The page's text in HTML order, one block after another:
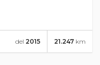
21.247 km
del 2015